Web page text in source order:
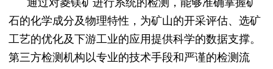
通过对菱镁矿进行系统的检测，能够准确掌握矿
石的化学成分及物理特性，为矿山的开采评估、选矿
工艺的优化及下游工业的应用提供科学的数据支撑。
第三方检测机构以专业的技术手段和严谨的检测流